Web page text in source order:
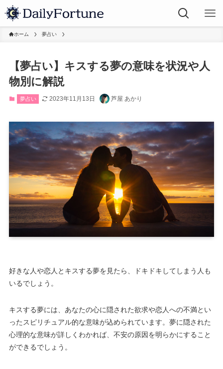
ホーム 夢占い
【夢占い】キスする夢の意味を状況や人
物別に解説
夢占い 2023年11月13日 芦屋 あかり
好きな人や恋人とキスする夢を見たら、ドキドキしてしまう人も
いるでしょう。
キスする夢には、あなたの心に隠された欲求や恋人への不満とい
ったスピリチュアル的な意味が込められています。夢に隠された
心理的な意味が詳しくわかれば、不安の原因を明らかにすること
ができるでしょう。